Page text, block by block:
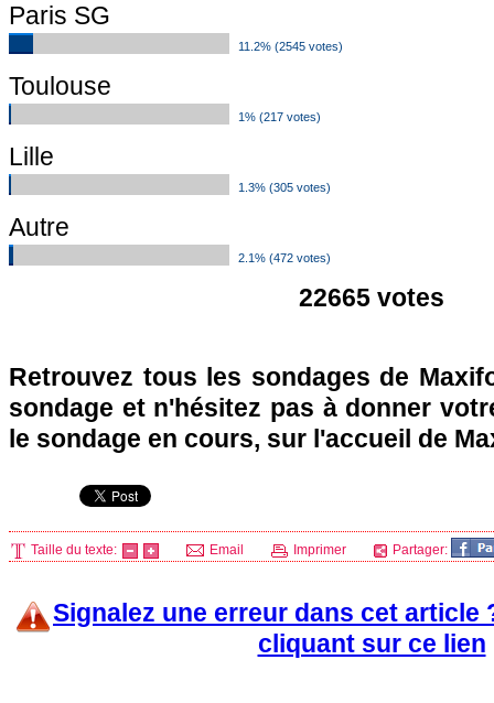
Paris SG
11.2% (2545 votes)
Toulouse
1% (217 votes)
Lille
1.3% (305 votes)
Autre
2.1% (472 votes)
22665 votes
Retrouvez tous les sondages de
sondage et n'hésitez pas à donner
le sondage en cours, sur l'accueil de
Taille du texte: Email Imprimer Partager:
Signalez une erreur dans cet article
cliquant sur ce lien